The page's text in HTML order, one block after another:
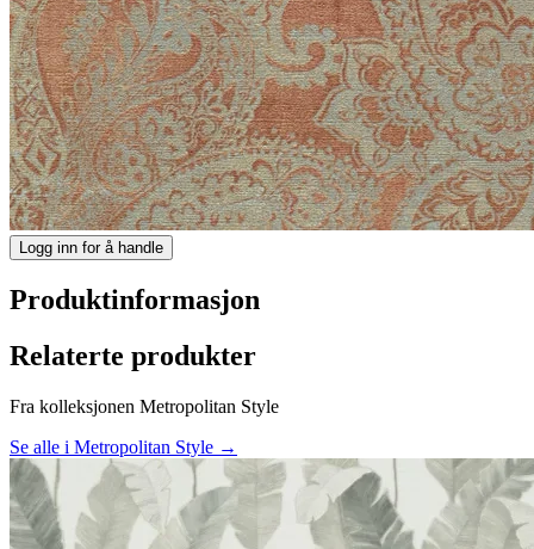
Logg inn for å handle
Produktinformasjon
Relaterte produkter
Fra kolleksjonen Metropolitan Style
Se alle i Metropolitan Style →